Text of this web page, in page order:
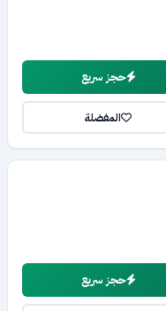
حجز سريع
المفضلة
حجز سريع